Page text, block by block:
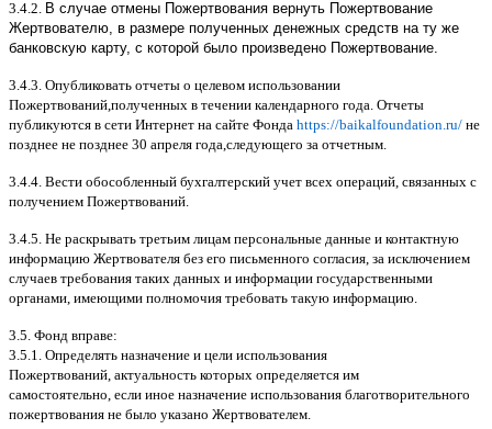
3.4.2. В случае отмены Пожертвования вернуть Пожертвование
Жертвователю, в размере полученных денежных средств на ту же
банковскую карту, с которой было произведено Пожертвование.
3.4.3. Опубликовать отчеты о целевом использовании
Пожертвований полученных в течении календарного года Отчеты
публикуются в сети Интернет на сайте Фонда https://baikalfoundation.ru/ не
позднее не позднее 30 апреля года следующего за отчетным
3.4.4. Вести обособленный бухгалтерский учет всех операций связанных с
получением Пожертвований
3.4.5. Не раскрывать третьим лицам персональные данные и контактную
информацию Жертвователя без его письменного согласия за исключением
случаев требования таких данных и информации государственными
органами имеющими полномочия требовать такую информацию
3.5. Фонд вправе:
3.5.1. Определять назначение и цели использования
Пожертвований актуальность которых определяется им
самостоятельно если иное назначение использования благотворительного
пожертвования не было указано Жертвователем